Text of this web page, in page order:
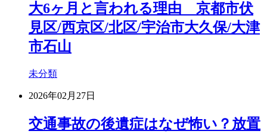
大6ヶ月と言われる理由 京都市伏
見区/西京区/北区/宇治市大久保/大津
市石山
未分類
2026年02月27日
交通事故の後遺症はなぜ怖い？放置